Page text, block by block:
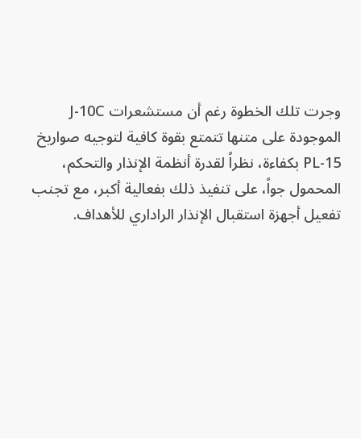
وجرت تلك الخطوة رغم أن مستشعرات J-10C
الموجودة على متنها تتمتع بقوة كافية لتوجيه صواريخ
PL-15 بكفاءة، نظراً لقدرة أنظمة الإنذار والتحكم،
المحمول جواً، على تنفيذ ذلك بفعالية أكبر، مع تجنب
تفعيل أجهزة استقبال الإنذار الراداري للأهداف.